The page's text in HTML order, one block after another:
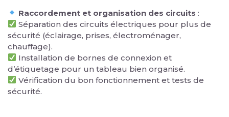
Raccordement et organisation des circuits :
Séparation des circuits électriques pour plus de
sécurité (éclairage, prises, électroménager,
chauffage).
Installation de bornes de connexion et
d’étiquetage pour un tableau bien organisé.
Vérification du bon fonctionnement et tests de
sécurité.